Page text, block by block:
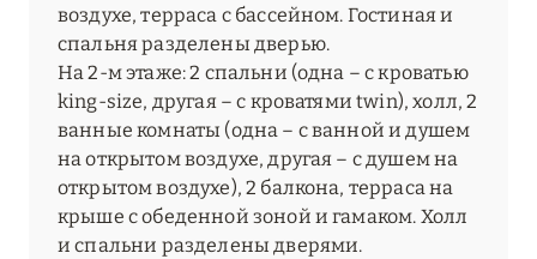
воздухе, терраса с бассейном. Гостиная и
спальня разделены дверью.
На 2-м этаже: 2 спальни (одна – с кроватью
king-size, другая – с кроватями twin), холл, 2
ванные комнаты (одна – с ванной и душем
на открытом воздухе, другая – с душем на
открытом воздухе), 2 балкона, терраса на
крыше с обеденной зоной и гамаком. Холл
и спальни разделены дверями.